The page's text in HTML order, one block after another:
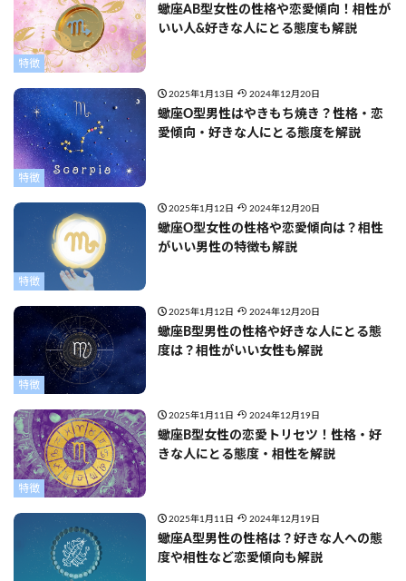
特徴
蠍座AB型女性の性格や恋愛傾向！相性が
いい人&好きな人にとる態度も解説
特徴
2025年1月13日 2024年12月20日
蠍座O型男性はやきもち焼き？性格・恋
愛傾向・好きな人にとる態度を解説
特徴
2025年1月12日 2024年12月20日
蠍座O型女性の性格や恋愛傾向は？相性
がいい男性の特徴も解説
特徴
2025年1月12日 2024年12月20日
蠍座B型男性の性格や好きな人にとる態
度は？相性がいい女性も解説
特徴
2025年1月11日 2024年12月19日
蠍座B型女性の恋愛トリセツ！性格・好
きな人にとる態度・相性を解説
2025年1月11日 2024年12月19日
蠍座A型男性の性格は？好きな人への態
度や相性など恋愛傾向も解説